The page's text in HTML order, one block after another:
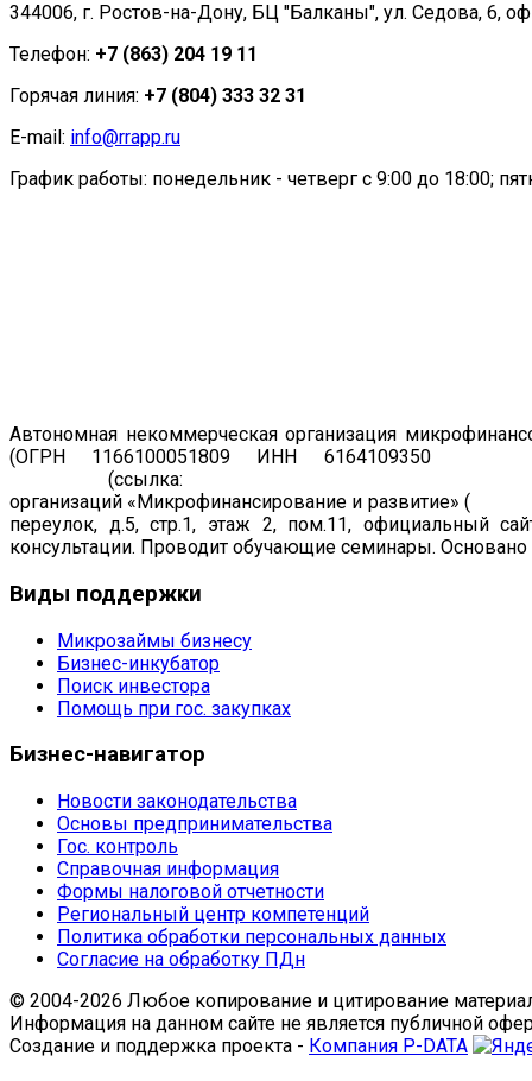
344006, г. Ростов-на-Дону, БЦ "Балканы", ул. Седова, 6,
Телефон: +7 (863) 204 19 11
Горячая линия: +7 (804) 333 32 31
E-mail: info@rrapp.ru
График работы: понедельник - четверг с 9:00 до 18:00;
Автономная некоммерческая организация
(ОГРН 1166100051809 ИНН 6164109350
(ссылка:
организаций «Микрофинансирование и развитие» (рег.
переулок, д.5, стр.1, этаж 2, пом.11, официальный
консультации. Проводит обучающие семинары. Основано
Виды поддержки
Микрозаймы бизнесу
Бизнес-инкубатор
Поиск инвестора
Помощь при гос. закупках
Бизнес-навигатор
Новости законодательства
Основы предпринимательства
Гос. контроль
Справочная информация
Формы налоговой отчетности
Региональный центр компетенций
Политика обработки персональных данных
Согласие на обработку ПДн
© 2004-2026 Любое копирование и цитирование
Информация на данном сайте не является публичной
Создание и поддержка проекта - Компания P-DATA